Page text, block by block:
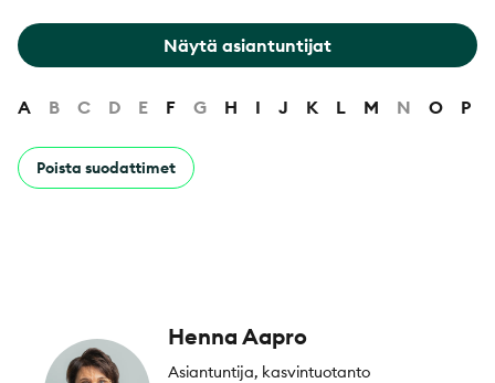
Näytä asiantuntijat
A B C D E F G H I J K L M N O P
Poista suodattimet
Henna Aapro
Asiantuntija, kasvintuotanto